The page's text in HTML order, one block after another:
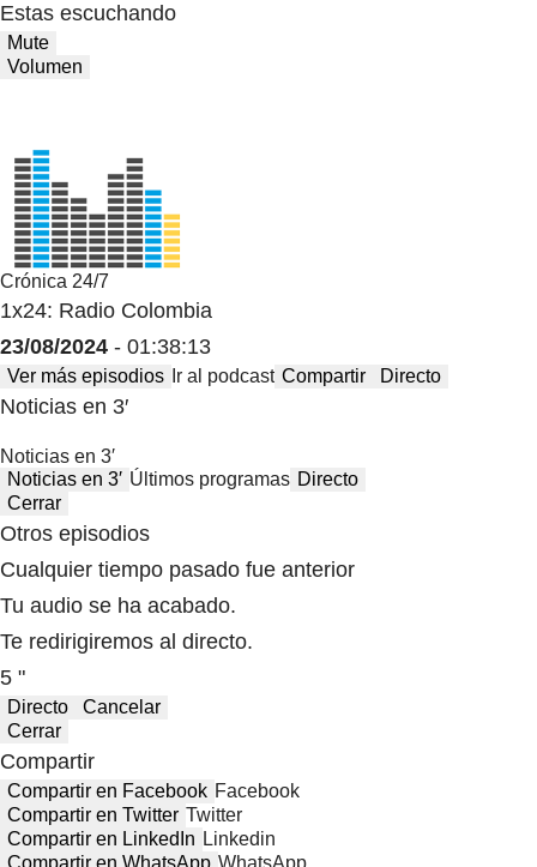
Estas escuchando
Mute
Volumen
Crónica 24/7
1x24: Radio Colombia
23/08/2024 - 01:38:13
Ver más episodios Ir al podcast Compartir Directo
Noticias en 3′
Noticias en 3′
Noticias en 3′ Últimos programas Directo
Cerrar
Otros episodios
Cualquier tiempo pasado fue anterior
Tu audio se ha acabado.
Te redirigiremos al directo.
5 "
Directo
Cancelar
Cerrar
Compartir
Compartir en Facebook Facebook
Compartir en Twitter Twitter
Compartir en LinkedIn Linkedin
Compartir en WhatsApp WhatsApp